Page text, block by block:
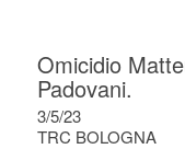
Omicidio
Padovani.
3/5/23
TRC BOLOGNA